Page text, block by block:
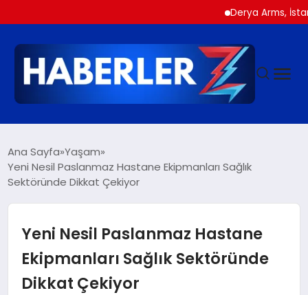
Derya Arms, İstanbul
SIYASET
DÜNYA
EKONOMI
Ana Sayfa Yaşam
Yeni Nesil Paslanmaz Hastane Ekipmanları Sağlık
Sektöründe Dikkat Çekiyor
Yeni Nesil Paslanmaz Hastane
Ekipmanları Sağlık Sektöründe
Dikkat Çekiyor